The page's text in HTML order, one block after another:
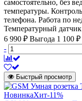
самостоятельно, без
температуры.
телефона. Работа по
Температурный
6 990 ₽ Выгода 1 100 ₽
-
Быстрый просмотр
НовинкаХит-11%